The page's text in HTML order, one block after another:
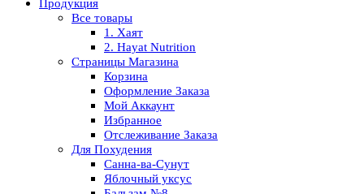
Продукция
Все товары
1. Хаят
2. Hayat Nutrition
Страницы Магазина
Корзина
Оформление Заказа
Мой Аккаунт
Избранное
Отслеживание Заказа
Для Похудения
Санна-ва-Сунут
Яблочный уксус